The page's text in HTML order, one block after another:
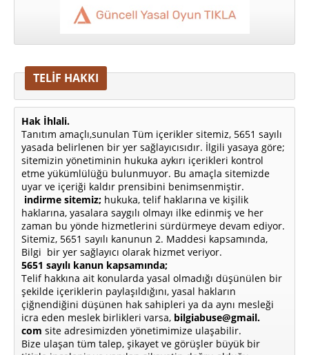
TELİF HAKKI
Hak İhlali.
Tanıtım amaçlı,sunulan Tüm içerikler sitemiz, 5651 sayılı
yasada belirlenen bir yer sağlayıcısıdır. İlgili yasaya göre;
sitemizin yönetiminin hukuka aykırı içerikleri kontrol
etme yükümlülüğü bulunmuyor. Bu amaçla sitemizde
uyar ve içeriği kaldır prensibini benimsenmiştir.
indirme sitemiz; hukuka, telif haklarına ve kişilik
haklarına, yasalara saygılı olmayı ilke edinmiş ve her
zaman bu yönde hizmetlerini sürdürmeye devam ediyor.
Sitemiz, 5651 sayılı kanunun 2. Maddesi kapsamında,
Bilgi bir yer sağlayıcı olarak hizmet veriyor.
5651 sayılı kanun kapsamında;
Telif hakkına ait konularda yasal olmadığı düşünülen bir
şekilde içeriklerin paylaşıldığını, yasal hakların
çiğnendiğini düşünen hak sahipleri ya da aynı mesleği
icra eden meslek birlikleri varsa, bilgiabuse@gmail.
com site adresimizden yönetimimize ulaşabilir.
Bize ulaşan tüm talep, şikayet ve görüşler büyük bir